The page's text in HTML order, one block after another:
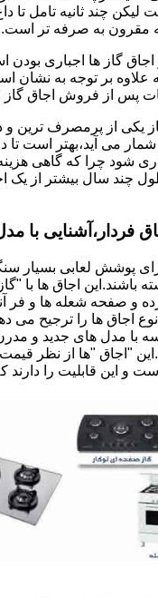
لیکن چند ثانیه تامل
مقرون به صرفه تر است.
گاز ها اجباری بودن
بر توجه به نشان
پس از فروش اجاق گاز
یکی از پرمصرف ترین و
شمار می آید،بهتر است
شود چرا که گاهی
چند سال بیشتر از یک
فردار،آشنایی با
پوشش لعابی بسیار
اجاق ها با
و صفحه شعله ها و فر
اجاق ها را ترجیح می
با مدل های جدید و
"اجاق "ها از نظر قیمت
و این قابلیت را دارند